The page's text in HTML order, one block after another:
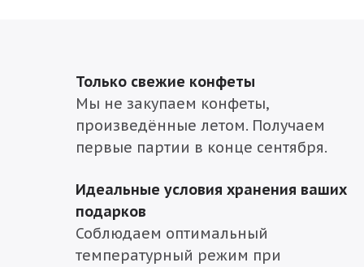
Только свежие конфеты
Мы не закупаем конфеты,
произведённые летом. Получаем
первые партии в конце сентября.
Идеальные условия хранения ваших
подарков
Соблюдаем оптимальный
температурный режим при